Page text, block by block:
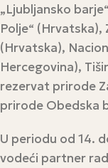
„Ljubljansko
Polje“
(Hrvatska),
Hercegovina),
rezervat prirode
prirode Obedska
U periodu od 14.
vodeći partner